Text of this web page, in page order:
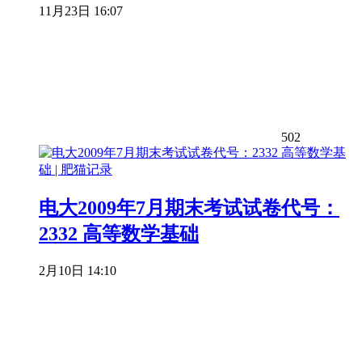
11月23日 16:07
502
电大2009年7月期末考试试卷代号：
2332 高等数学基础
2月10日 14:10